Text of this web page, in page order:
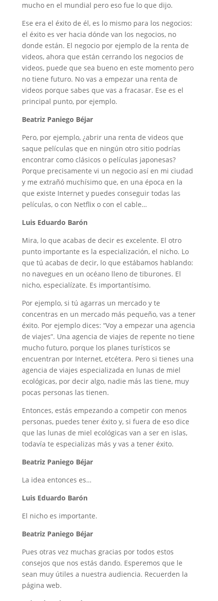
mucho en el mundial pero eso fue lo que dijo.
Ese era el éxito de él, es lo mismo para los negocios:
el éxito es ver hacia dónde van los negocios, no
donde están. El negocio por ejemplo de la renta de
videos, ahora que están cerrando los negocios de
videos, puede que sea bueno en este momento pero
no tiene futuro. No vas a empezar una renta de
videos porque sabes que vas a fracasar. Ese es el
principal punto, por ejemplo.
Beatriz Paniego Béjar
Pero, por ejemplo, ¿abrir una renta de videos que
saque películas que en ningún otro sitio podrías
encontrar como clásicos o películas japonesas?
Porque precisamente vi un negocio así en mi ciudad
y me extrañó muchísimo que, en una época en la
que existe Internet y puedes conseguir todas las
películas, o con Netflix o con el cable…
Luis Eduardo Barón
Mira, lo que acabas de decir es excelente. El otro
punto importante es la especialización, el nicho. Lo
que tú acabas de decir, lo que estábamos hablando:
no navegues en un océano lleno de tiburones. El
nicho, especialízate. Es importantísimo.
Por ejemplo, si tú agarras un mercado y te
concentras en un mercado más pequeño, vas a tener
éxito. Por ejemplo dices: “Voy a empezar una agencia
de viajes”. Una agencia de viajes de repente no tiene
mucho futuro, porque los planes turísticos se
encuentran por Internet, etcétera. Pero si tienes una
agencia de viajes especializada en lunas de miel
ecológicas, por decir algo, nadie más las tiene, muy
pocas personas las tienen.
Entonces, estás empezando a competir con menos
personas, puedes tener éxito y, si fuera de eso dice
que las lunas de miel ecológicas van a ser en islas,
todavía te especializas más y vas a tener éxito.
Beatriz Paniego Béjar
La idea entonces es…
Luis Eduardo Barón
El nicho es importante.
Beatriz Paniego Béjar
Pues otras vez muchas gracias por todos estos
consejos que nos estás dando. Esperemos que le
sean muy útiles a nuestra audiencia. Recuerden la
página web.